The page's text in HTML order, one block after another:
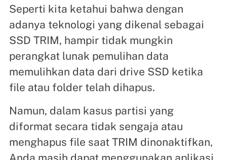
Seperti kita ketahui bahwa dengan
adanya teknologi yang dikenal sebagai
SSD TRIM, hampir tidak mungkin
perangkat lunak pemulihan data
memulihkan data dari drive SSD ketika
file atau folder telah dihapus.
Namun, dalam kasus partisi yang
diformat secara tidak sengaja atau
menghapus file saat TRIM dinonaktifkan,